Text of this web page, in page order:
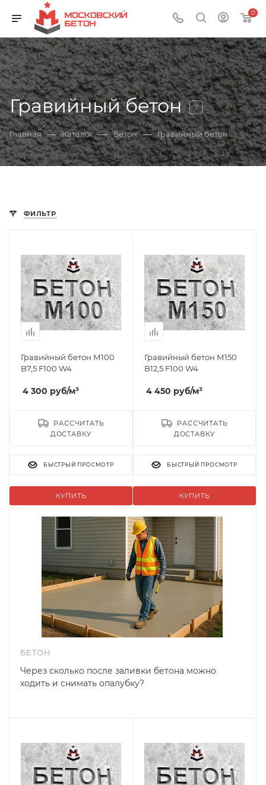
0
Гравийный бетон 7
Главная — Каталог — Бетон — Гравийный бетон
ФИЛЬТР
Гравийный бетон М100
B7,5 F100 W4
4 300 руб/м³
КУПИТЬ
РАССЧИТАТЬ
ДОСТАВКУ
БЫСТРЫЙ ПРОСМОТР
Гравийный бетон М150
B12,5 F100 W4
4 450 руб/м³
КУПИТЬ
РАССЧИТАТЬ
ДОСТАВКУ
БЫСТРЫЙ ПРОСМОТР
БЕТОН
Через сколько после заливки бетона можно
ходить и снимать опалубку?